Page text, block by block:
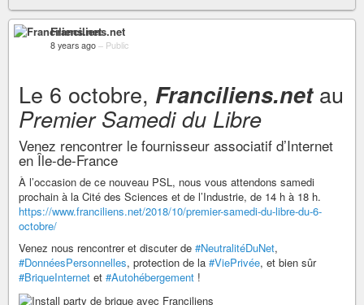
Franciliens.net
8 years ago – Public
Le 6 octobre, Franciliens.netau
Premier Samedi du Libre
Venez rencontrer le fournisseur associatif d’Internet
en Île-de-France
À l’occasion de ce nouveau PSL, nous vous attendons samedi
prochain à la Cité des Sciences et de l’Industrie, de 14 h à 18 h.
https://www.franciliens.net/2018/10/premier-samedi-du-libre-du-6-
octobre/
Venez nous rencontrer et discuter de #NeutralitéDuNet,
#DonnéesPersonnelles, protection de la #ViePrivée, et bien sûr
#BriqueInternet et #Autohébergement !